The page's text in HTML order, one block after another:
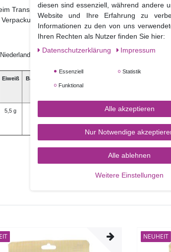
Transport und der Lagerung schmelzen. Sie
bei der Verwendung der Deko Melts.
Eiweiß Ballaststoffe
5,5 g
NEUHEIT
diesen sind essenziell, während andere
Website und Ihre Erfahrung zu
Informationen zu den von uns
Ihren Rechten als Nutzer finden Sie hier:
Daten­schutz­erklärung
Impressum
Essenziell Statistik
Funktional
Alle akzeptieren
Nur Notwendige
Alle ablehnen
Weitere Einstellungen